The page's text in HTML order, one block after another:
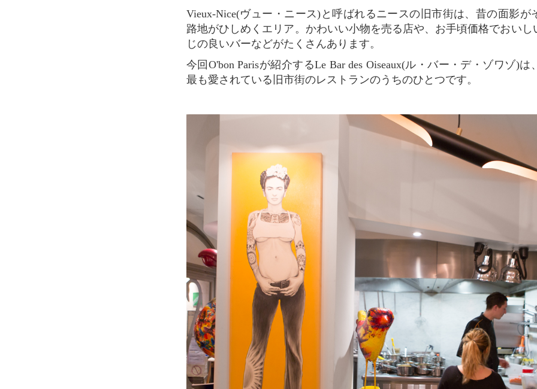
Vieux-Nice(ヴュー・ニース)と呼ばれるニースの旧市街は、昔の面影がそのままの、狭い
路地がひしめくエリア。かわいい小物を売る店や、お手頃価格でおいし
じの良いバーなどがたくさんあります。
今回O'bon Parisが紹介するLe Bar des Oiseaux(ル・バー・デ・ゾワゾ)は、地元の人たちに
最も愛されている旧市街のレストランのうちのひとつです。